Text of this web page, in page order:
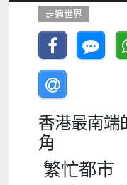
走遍世界
香港最南端
角
繁忙都市